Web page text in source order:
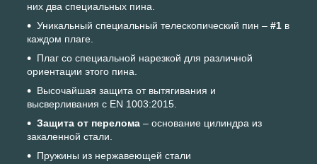
них два специальных пина.
Уникальный специальный телескопический пин – #1 в
каждом плаге.
Плаг со специальной нарезкой для различной
ориентации этого пина.
Высочайшая защита от вытягивания и
высверливания с EN 1003:2015.
Защита от перелома – основание цилиндра из
закаленной стали.
Пружины из нержавеющей стали